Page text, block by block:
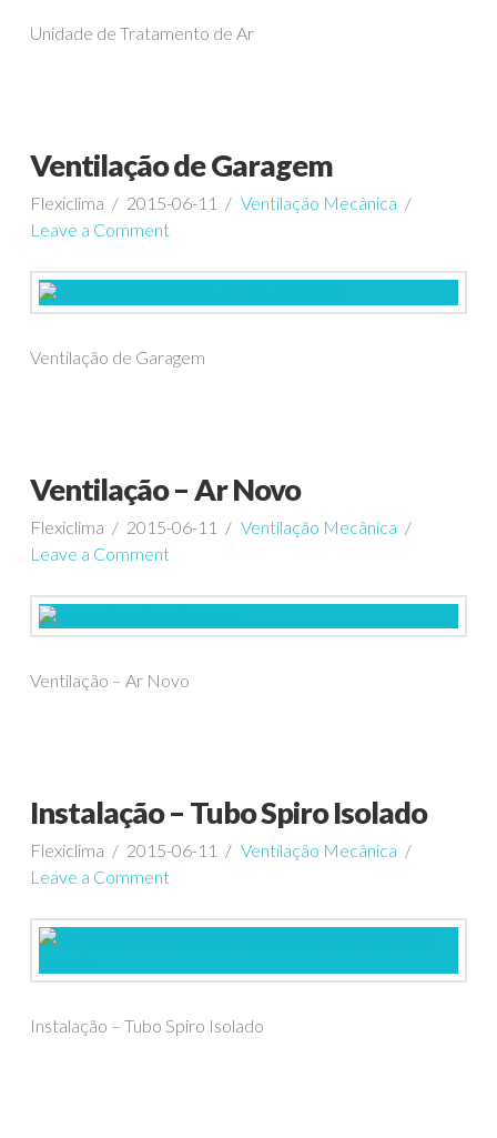
Unidade de Tratamento de Ar
Ventilação de Garagem
Flexiclima 2015-06-11
Ventilação Mecânica
Leave a Comment
Ventilação de Garagem
Ventilação – Ar Novo
Flexiclima 2015-06-11
Ventilação Mecânica
Leave a Comment
Ventilação – Ar Novo
Instalação – Tubo Spiro Isolado
Flexiclima 2015-06-11
Ventilação Mecânica
Leave a Comment
Instalação – Tubo Spiro Isolado